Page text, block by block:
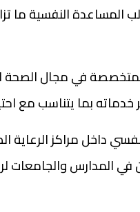
المساعدة النفسية
في مجال الصحة
بما يتناسب مع
داخل مراكز الرعاية
في المدارس